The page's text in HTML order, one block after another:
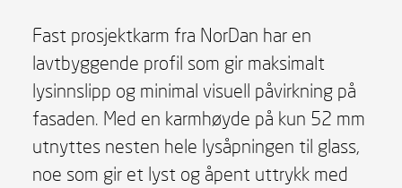
Fast prosjektkarm fra NorDan har en
lavtbyggende profil som gir maksimalt
lysinnslipp og minimal visuell påvirkning på
fasaden. Med en karmhøyde på kun 52 mm
utnyttes nesten hele lysåpningen til glass,
noe som gir et lyst og åpent uttrykk med